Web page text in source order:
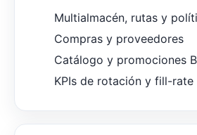
Multialmacén, rutas y
Compras y proveedores
Catálogo y promociones
KPIs de rotación y fill-rate